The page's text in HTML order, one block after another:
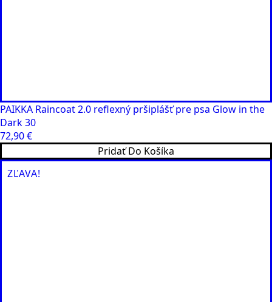
PAIKKA Raincoat 2.0 reflexný pršiplášť pre psa Glow in the
Dark 30
72,90€
Pridať Do Košíka
ZĽAVA!